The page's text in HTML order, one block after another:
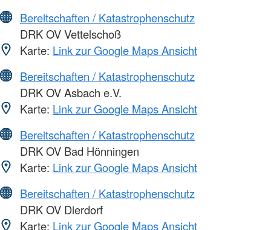
Bereitschaften / Katastrophenschutz
DRK OV Vettelschoß
Karte: Link zur Google Maps Ansicht
Bereitschaften / Katastrophenschutz
DRK OV Asbach e.V.
Karte: Link zur Google Maps Ansicht
Bereitschaften / Katastrophenschutz
DRK OV Bad Hönningen
Karte: Link zur Google Maps Ansicht
Bereitschaften / Katastrophenschutz
DRK OV Dierdorf
Karte: Link zur Google Maps Ansicht